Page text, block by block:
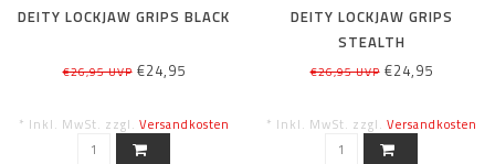
DEITY LOCKJAW GRIPS BLACK
€26,95 UVP€24,95
* Inkl. MwSt. zzgl. Versandkosten
DEITY LOCKJAW GRIPS
STEALTH
€26,95 UVP€24,95
* Inkl. MwSt. zzgl. Versandkosten